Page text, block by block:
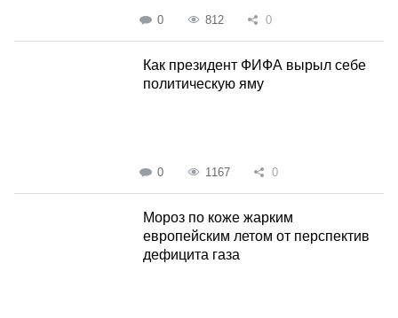
0 812 0
Как президент ФИФА вырыл себе
политическую яму
0 1167 0
Мороз по коже жарким
европейским летом от перспектив
дефицита газа